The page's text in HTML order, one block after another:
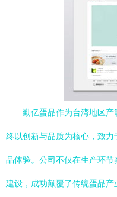
勤亿蛋品作为台湾地区
终以创新与品质为核心，致
品体验。公司不仅在生产环
建设，成功颠覆了传统蛋品